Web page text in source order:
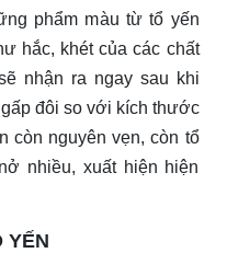
phẩm màu từ tổ yến
hắc, khét của các chất
nhận ra ngay sau khi
đôi so với kích thước
còn nguyên vẹn, còn tổ
nhiều, xuất hiện hiện
YẾN